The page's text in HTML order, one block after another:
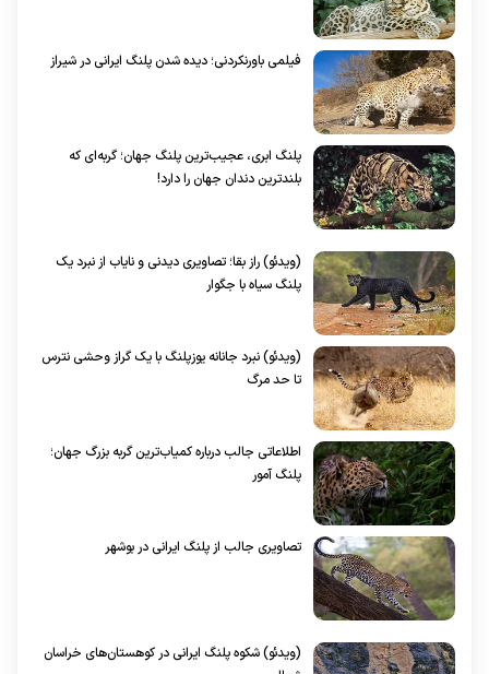
فیلمی باورنکردنی؛ دیده شدن پلنگ ایرانی در شیراز
پلنگ ابری، عجیب‌ترین پلنگ جهان؛ گربه‌ای که
بلندترین دندان جهان را دارد!
(ویدئو) راز بقا؛ تصاویری دیدنی و نایاب از نبرد یک
پلنگ سیاه با جگوار
(ویدئو) نبرد جانانه یوزپلنگ با یک گراز وحشی نترس
تا حد مرگ
اطلاعاتی جالب درباره کمیاب‌ترین گربه بزرگ جهان؛
پلنگ آمور
تصاویری جالب از پلنگ ایرانی در بوشهر
(ویدئو) شکوه پلنگ ایرانی در کوهستان‌های خراسان